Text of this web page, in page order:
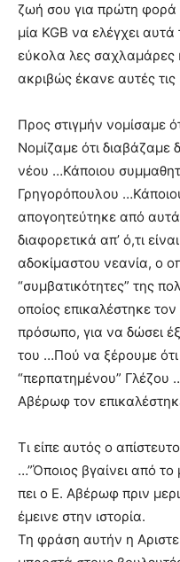
ζωή σου για πρώτη φορά
μία KGB να ελέγχει
εύκολα λες σαχλαμάρες
ακριβώς έκανε αυτές
Προς στιγμήν νομίσαμε
Νομίζαμε ότι διαβάζαμε
νέου …Κάποιου
Γρηγορόπουλου
απογοητεύτηκε από αυτά
διαφορετικά απ’ ό,τι
αδοκίμαστου νεανία, ο
“συμβατικότητες” της
οποίος επικαλέστηκε
πρόσωπο, για να δώσει
του …Πού να ξέρουμε
“περπατημένου” Γλέζου
Αβέρωφ τον
Τι είπε αυτός ο
…”Όποιος βγαίνει από το
πει ο Ε. Αβέρωφ πριν
έμεινε στην ιστορία.
Τη φράση αυτήν η